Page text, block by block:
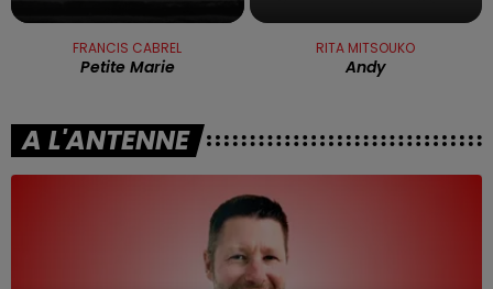
FRANCIS CABREL
Petite Marie
RITA MITSOUKO
Andy
A L'ANTENNE